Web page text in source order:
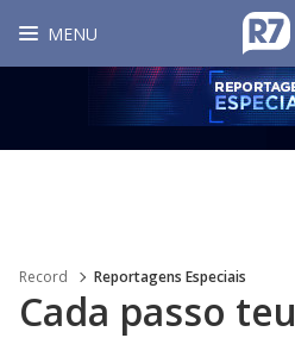
MENU
Record Reportagens Especiais
Cada passo teu